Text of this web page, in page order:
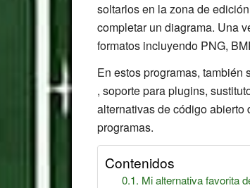
soltarlos en la zona de
completar un diagrama. Una
formatos incluyendo PNG,
En estos programas,
, soporte para plugins,
alternativas de código abierto
programas.
Contenidos
Mi alternativa favorita